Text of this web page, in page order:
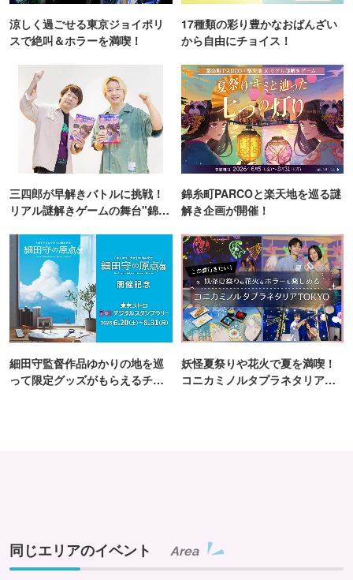
涼しく過ごせる東京ジョイポリ
スで絶叫＆ホラーを満喫！
17種類の彩り豊かなおばんざい
から自由にチョイス！
三四郎が早解きバトルに挑戦！
リアル謎解きゲームの舞台"錦糸
錦糸町PARCOと楽天地を巡る謎
解き企画が開催！
細田守監督作品ゆかりの地を巡
って限定グッズがもらえるチャ
妖怪夏祭りや花火で夏を満喫！
コニカミノルタプラネタリア
同じエリアのイベント Area